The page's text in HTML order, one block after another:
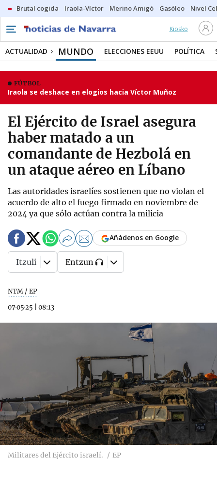
Brutal cogida Iraola-Víctor Merino Amigó Gasóleo Nivel
Kiosko
ACTUALIDAD MUNDO ELECCIONES EEUU POLÍTICA
FÚTBOL
Iraola se deshace en elogios hacia Víctor Muñoz
El Ejército de Israel asegura
haber matado a un
comandante de Hezbolá en
un ataque aéreo en Líbano
Las autoridades israelíes sostienen que no violan el
acuerdo de alto el fuego firmado en noviembre de
2024 ya que sólo actúan contra la milicia
NTM / EP
07·05·25
08:13
Añádenos en Google
Itzuli Entzun
Militares del Ejército israelí. EP